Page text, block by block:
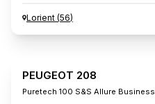
Lorient (56)
PEUGEOT 208
Puretech 100 S&s Allure Business